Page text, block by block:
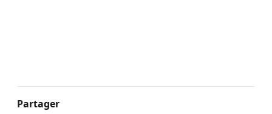
Partager